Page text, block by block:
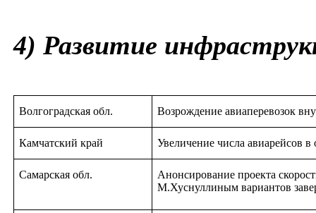
4) Развитие
Волгоградская обл. Возрождение авиаперевозок
Камчатский край Увеличение числа авиарейсов
Самарская обл.
Анонсирование проекта
М.Хуснуллиным вариантов